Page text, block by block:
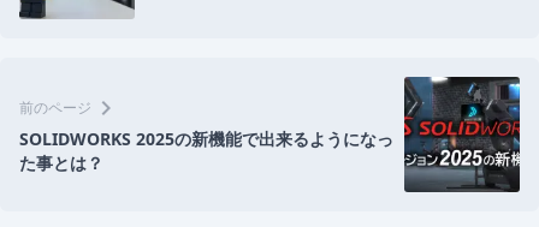
前のページ chevron_right
SOLIDWORKS 2025の新機能で出来るようになっ
た事とは？